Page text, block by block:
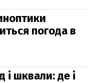
погода в
і шквали: де і